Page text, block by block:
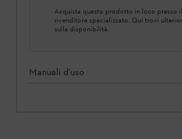
Acquista questo prodotto in loco presso
rivenditore specializzato. Qui trovi
sulla disponibilità.
Manuali d'uso